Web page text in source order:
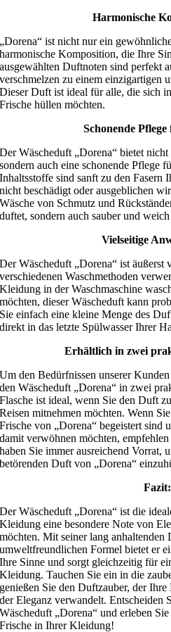
Harmonische
„Dorena“ ist nicht nur ein
harmonische Komposition, die Ihre
ausgewählten Duftnoten sind perfekt
verschmelzen zu einem einzigartigen
Dieser Duft ist ideal für alle, die sich
Frische hüllen möchten.
Schonende
Der Wäscheduft „Dorena“ bietet
sondern auch eine schonende Pflege
Inhaltsstoffe sind sanft zu den Fasern
nicht beschädigt oder ausgeblichen
Wäsche von Schmutz und
duftet, sondern auch sauber und
Vielseitige
Der Wäscheduft „Dorena“ ist äußerst
verschiedenen Waschmethoden
Kleidung in der Waschmaschine
möchten, dieser Wäscheduft kann
Sie einfach eine kleine Menge des
direkt in das letzte Spülwasser Ihrer
Erhältlich in zwei
Um den Bedürfnissen unserer
den Wäscheduft „Dorena“ in zwei
Flasche ist ideal, wenn Sie den Duft
Reisen mitnehmen möchten. Wenn
Frische von „Dorena“ begeistert sind
damit verwöhnen möchten,
haben Sie immer ausreichend Vorrat,
betörenden Duft von „Dorena“
Fazit:
Der Wäscheduft „Dorena“ ist die
Kleidung eine besondere Note von
möchten. Mit seiner lang
umweltfreundlichen Formel bietet er
Ihre Sinne und sorgt gleichzeitig für
Kleidung. Tauchen Sie ein in die
genießen Sie den Duftzauber, der
der Eleganz verwandelt. Entscheiden
Wäscheduft „Dorena“ und erleben
Frische in Ihrer Kleidung!